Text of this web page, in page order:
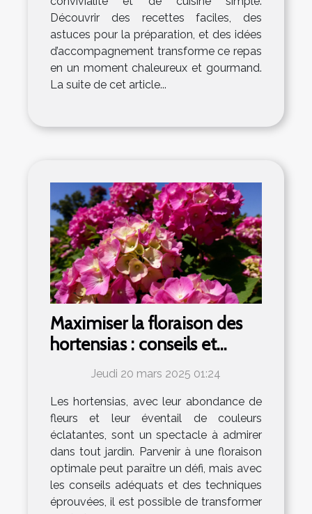
Découvrir des recettes faciles, des
astuces pour la préparation, et des idées
d’accompagnement transforme ce repas
en un moment chaleureux et gourmand.
La suite de cet article...
Maximiser la floraison des
hortensias : conseils et
techniquesJeudi 20 mars 2025 01:24
Les hortensias, avec leur abondance de
fleurs et leur éventail de couleurs
éclatantes, sont un spectacle à admirer
dans tout jardin. Parvenir à une floraison
optimale peut paraître un défi, mais avec
les conseils adéquats et des techniques
éprouvées, il est possible de transformer